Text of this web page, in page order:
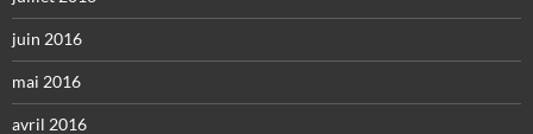
juin 2016
mai 2016
avril 2016